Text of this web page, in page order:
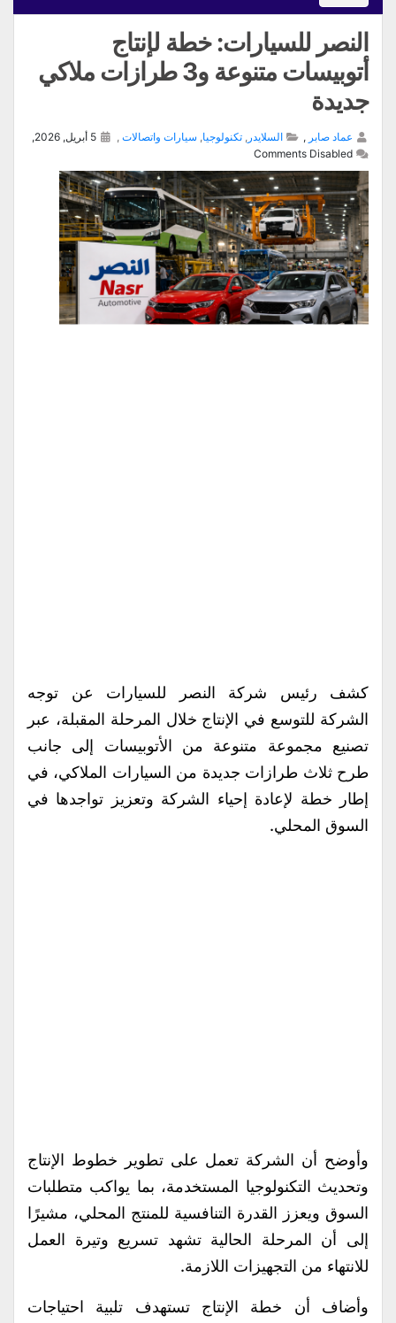
النصر للسيارات: خطة لإنتاج
أتوبيسات متنوعة و3 طرازات ملاكي
جديدة
عماد صابر , السلايدر تكنولوجيا سيارات واتصالات
Comments Disabled
كشف رئيس شركة النصر للسيارات عن توجه
الشركة للتوسع في الإنتاج خلال المرحلة المقبلة، عبر
تصنيع مجموعة متنوعة من الأتوبيسات إلى جانب
طرح ثلاث طرازات جديدة من السيارات الملاكي، في
إطار خطة لإعادة إحياء الشركة وتعزيز تواجدها في
السوق المحلي.
وأوضح أن الشركة تعمل على تطوير خطوط الإنتاج
وتحديث التكنولوجيا المستخدمة، بما يواكب متطلبات
السوق ويعزز القدرة التنافسية للمنتج المحلي، مشيرًا
إلى أن المرحلة الحالية تشهد تسريع وتيرة العمل
للانتهاء من التجهيزات اللازمة.
وأضاف أن خطة الإنتاج تستهدف تلبية احتياجات